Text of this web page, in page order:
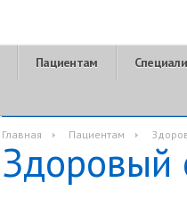
Пациентам
Главная Пациентам
Здоровый